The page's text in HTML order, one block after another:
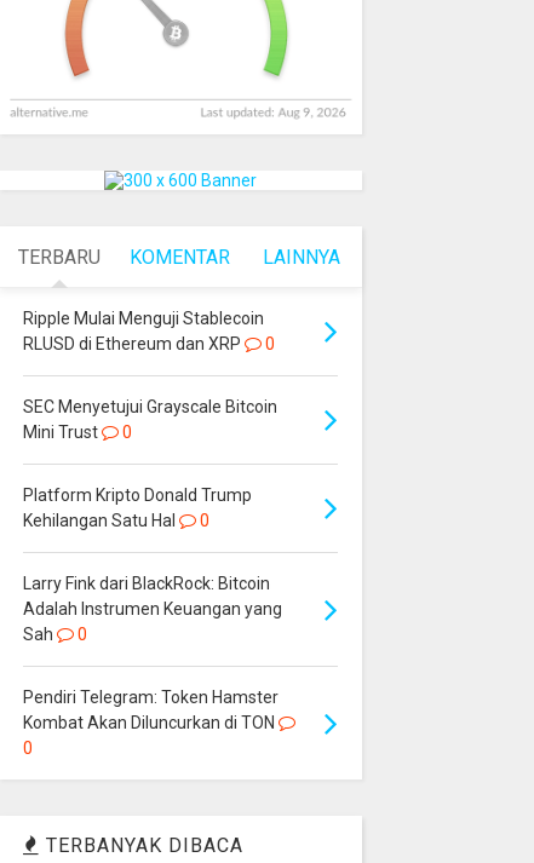
TERBARU KOMENTAR LAINNYA
Ripple Mulai Menguji Stablecoin
RLUSD di Ethereum dan XRP
0
SEC Menyetujui Grayscale Bitcoin
Mini Trust
0
Platform Kripto Donald Trump
Kehilangan Satu Hal
0
Larry Fink dari BlackRock: Bitcoin
Adalah Instrumen Keuangan yang
Sah
0
Pendiri Telegram: Token Hamster
Kombat Akan Diluncurkan di TON
0
TERBANYAK DIBACA